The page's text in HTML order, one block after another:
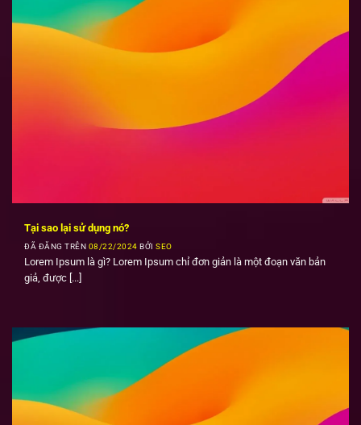
Tại sao lại sử dụng nó?
ĐÃ ĐĂNG TRÊN 08/22/2024 BỞISEO
Lorem Ipsum là gì? Lorem Ipsum chỉ đơn giản là một đoạn văn bản
giả, được [...]